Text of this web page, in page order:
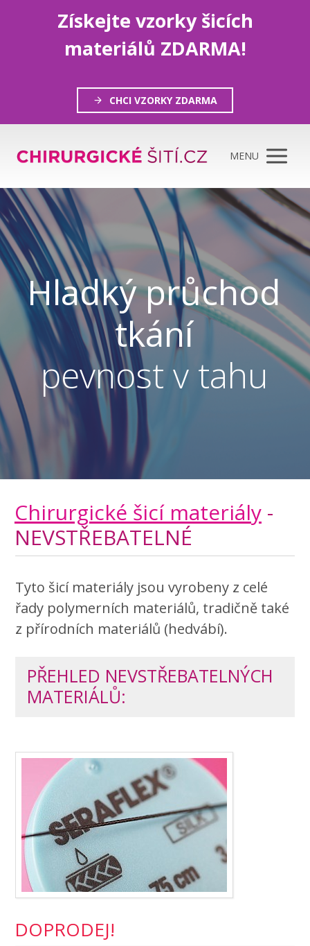
Získejte vzorky šicích
materiálů ZDARMA!
CHCI VZORKY ZDARMA
MENU
Hladký průchod
tkání
pevnost v tahu
Chirurgické šicí materiály-
NEVSTŘEBATELNÉ
Tyto šicí materiály jsou vyrobeny z celé
řady polymerních materiálů, tradičně také
z přírodních materiálů (hedvábí).
PŘEHLED NEVSTŘEBATELNÝCH
MATERIÁLŮ:
DOPRODEJ!